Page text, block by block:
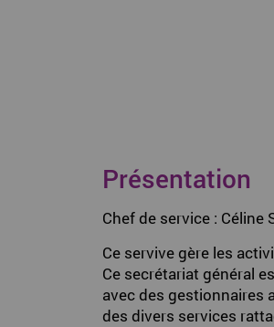
Présentation
Chef de service : Céline
Ce servive gère les
Ce secrétariat général
avec des gestionnaires
des divers services